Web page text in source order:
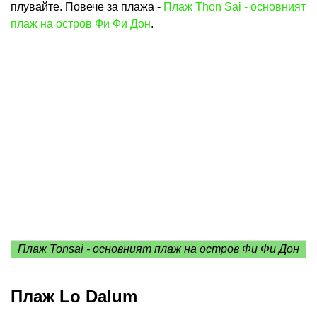
плувайте. Повече за плажа - Плаж Thon Sai - основният
плаж на остров Фи Фи Дон.
Плаж Tonsai - основният плаж на остров Фи Фи Дон
Плаж Lo Dalum